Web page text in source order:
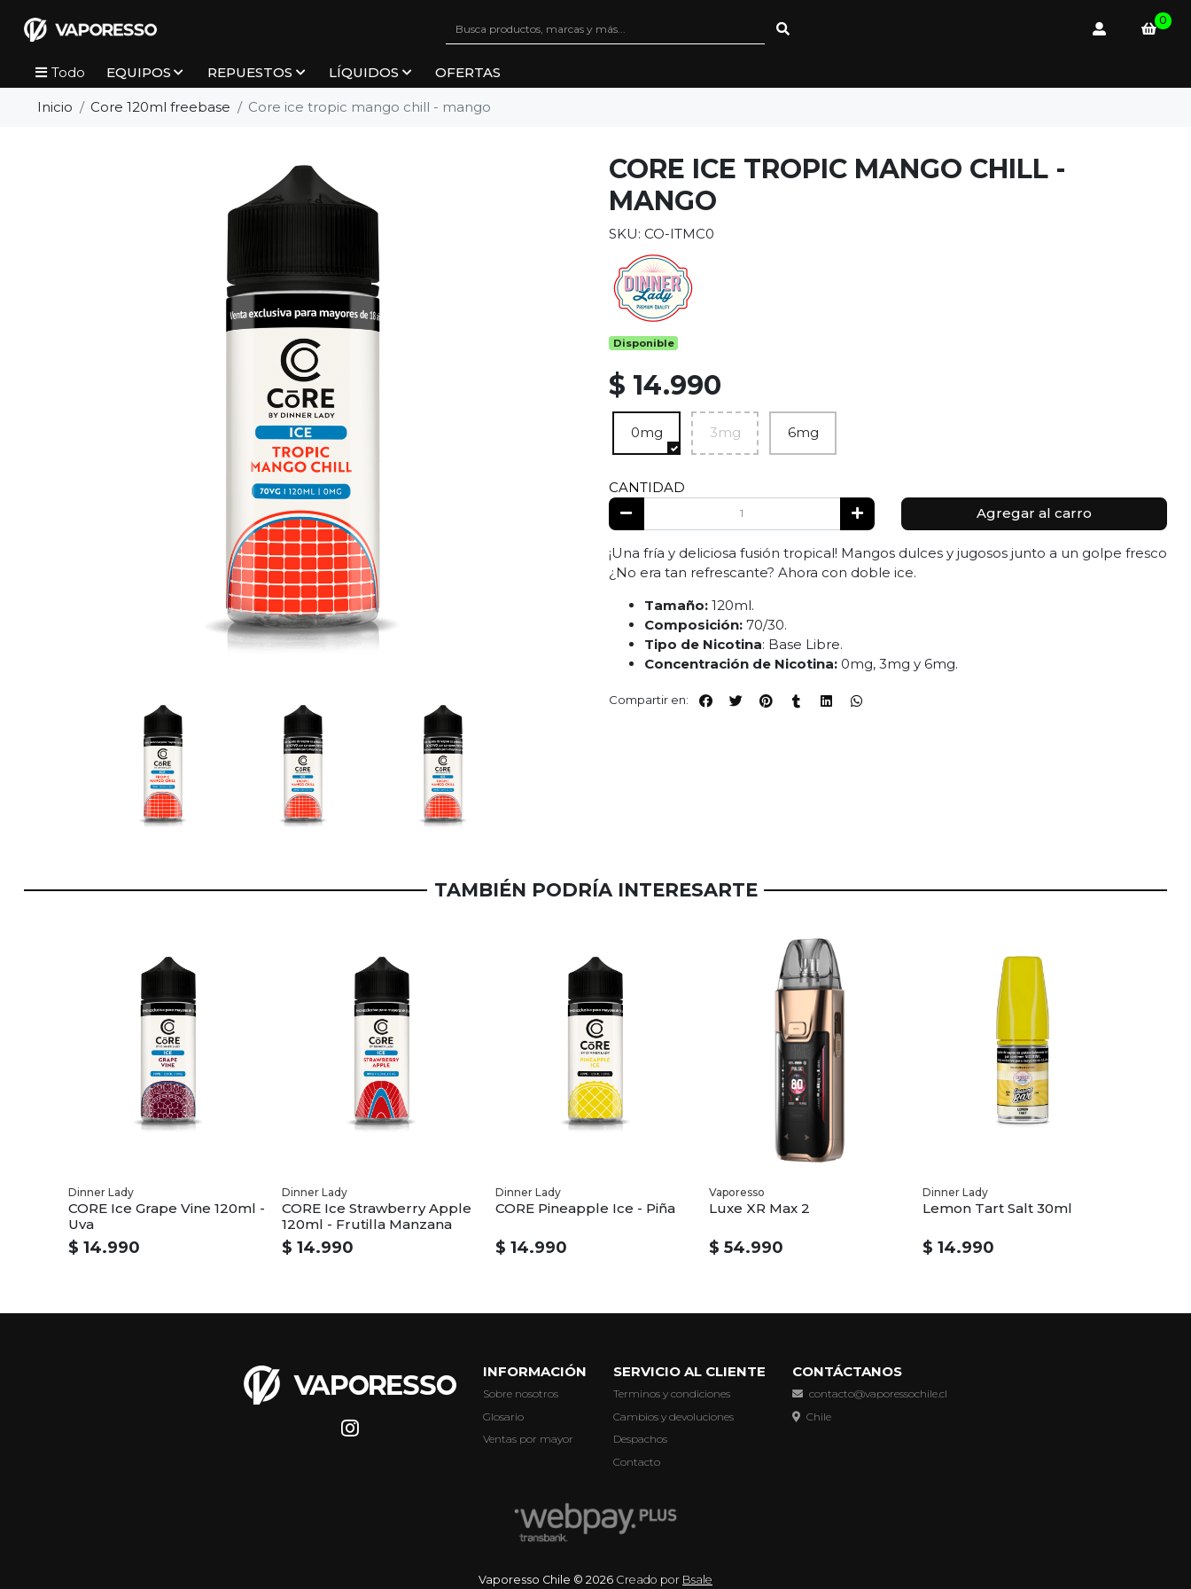
0
Todo EQUIPOS REPUESTOS LÍQUIDOS OFERTAS
Inicio Core 120ml freebase Core ice tropic mango chill - mango
CORE ICE TROPIC MANGO CHILL -
MANGO
SKU: CO-ITMC0
Disponible
$ 14.990
0mg 3mg 6mg
CANTIDAD
Agregar al carro
¡Una fría y deliciosa fusión tropical! Mangos dulces y jugosos junto a un golpe fresco
¿No era tan refrescante? Ahora con doble ice.
Tamaño: 120ml.
Composición: 70/30.
Tipo de Nicotina: Base Libre.
Concentración de Nicotina: 0mg, 3mg y 6mg.
Compartir en:
TAMBIÉN PODRÍA INTERESARTE
Dinner Lady
CORE Ice Grape Vine 120ml -
Uva
$ 14.990
Dinner Lady
CORE Ice Strawberry Apple
120ml - Frutilla Manzana
$ 14.990
Dinner Lady
CORE Pineapple Ice - Piña
$ 14.990
Vaporesso
Luxe XR Max 2
$ 54.990
Dinner Lady
Lemon Tart Salt 30ml
$ 14.990
INFORMACIÓN
Sobre nosotros
Glosario
Ventas por mayor
SERVICIO AL CLIENTE
Terminos y condiciones
Cambios y devoluciones
Despachos
Contacto
CONTÁCTANOS
contacto@vaporessochile.cl
Chile
Vaporesso Chile © 2026 Creado por Bsale